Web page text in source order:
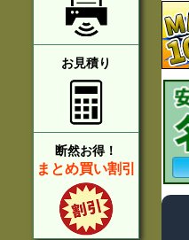
お見積り
断然お得！
まとめ買い割引